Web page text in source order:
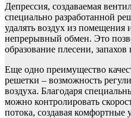
Депрессия, создаваемая
специально разработанной
удалять воздух из помещения
непрерывный обмен. Это
образование плесени,
Еще одно преимущество
решетки – возможность
воздуха. Благодаря
можно контролировать
потока, создавая